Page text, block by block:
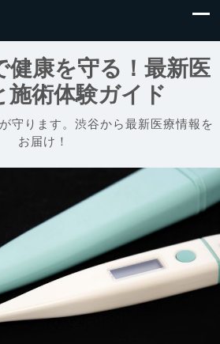
健康を守る！最新医
施術体験ガイド
守ります。渋谷から最新医療情報を
お届け！